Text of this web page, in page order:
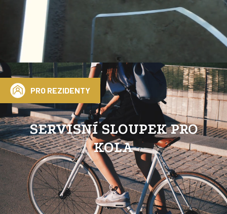
PRO REZIDENTY
SERVISNÍ SLOUPEK PRO
KOLA